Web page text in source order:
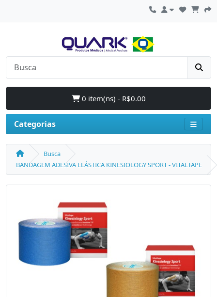
0 item(ns) - R$0.00
Categorias
Busca
BANDAGEM ADESIVA ELÁSTICA KINESIOLOGY SPORT - VITALTAPE